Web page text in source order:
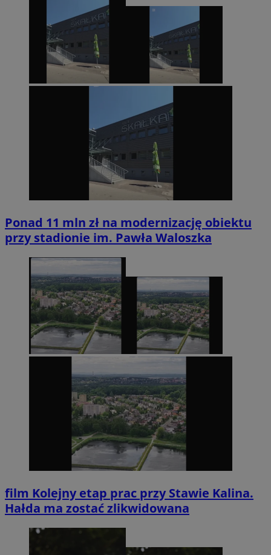
Ponad 11 mln zł na modernizację obiektu
przy stadionie im. Pawła Waloszka
film Kolejny etap prac przy Stawie Kalina.
Hałda ma zostać zlikwidowana